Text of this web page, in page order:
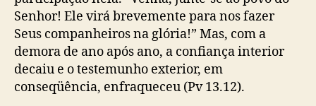
Senhor! Ele virá brevemente para nos fazer
Seus companheiros na glória!” Mas, com a
demora de ano após ano, a confiança interior
decaiu e o testemunho exterior, em
conseqüência, enfraqueceu (Pv 13.12).